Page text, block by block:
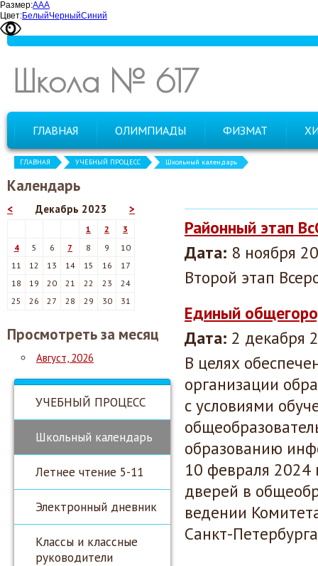
Размер:ААА
Цвет:БелыйЧерныйСиний
Школа № 617
ГЛАВНАЯ ОЛИМПИАДЫ ФИЗМАТ
ГЛАВНАЯ УЧЕБНЫЙ ПРОЦЕСС Школьный календарь
Календарь
< >
Декабрь 2023
1 2
3
4
5 6 7 8 9
10
11
12 13 14 15 16
17
18
19 20 21 22 23
24
25
26 27 28 29 30 31
Просмотреть за месяц
Август, 2026
УЧЕБНЫЙ ПРОЦЕСС
Школьный календарь
Летнее чтение 5-11
Электронный дневник
Классы и классные
руководители
Районный этап
Дата: 8 ноября
Второй этап
Единый
Дата: 2 декабря
В целях
организации
с условиями
образованию
10 февраля 2024
дверей в
ведении
Санкт-Петербурга